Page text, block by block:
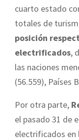
cuarto estado
totales de
posición
electrificados,
las naciones
(56.559), Países
Por otra parte,
el pasado 31 de
electrificados en